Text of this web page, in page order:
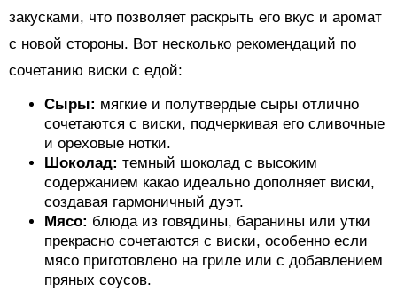
закусками, что позволяет раскрыть его вкус и аромат
с новой стороны. Вот несколько рекомендаций по
сочетанию виски с едой:
Сыры: мягкие и полутвердые сыры отлично
сочетаются с виски, подчеркивая его сливочные
и ореховые нотки.
Шоколад: темный шоколад с высоким
содержанием какао идеально дополняет виски,
создавая гармоничный дуэт.
Мясо: блюда из говядины, баранины или утки
прекрасно сочетаются с виски, особенно если
мясо приготовлено на гриле или с добавлением
пряных соусов.